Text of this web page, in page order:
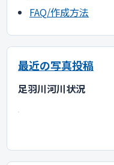
FAQ/作成方法
最近の写真投稿
足羽川河川状況